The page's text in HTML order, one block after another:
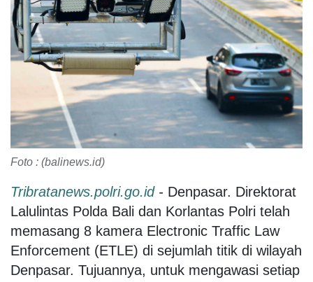
Foto : (balinews.id)
Tribratanews.polri.go.id- Denpasar. Direktorat
Lalulintas Polda Bali dan Korlantas Polri telah
memasang 8 kamera Electronic Traffic Law
Enforcement (ETLE) di sejumlah titik di wilayah
Denpasar. Tujuannya, untuk mengawasi setiap